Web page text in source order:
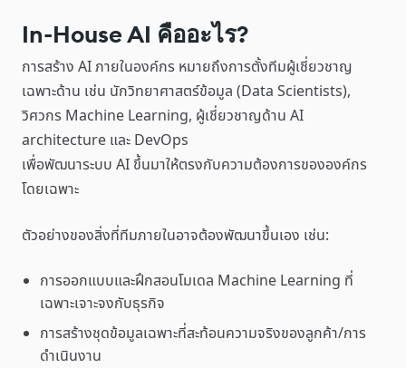
In-House AI คืออะไร?
การสร้าง AI ภายในองค์กร หมายถึงการตั้งทีมผู้เชี่ยวชาญ
เฉพาะด้าน เช่น นักวิทยาศาสตร์ข้อมูล (Data Scientists),
วิศวกร Machine Learning, ผู้เชี่ยวชาญด้าน AI
architecture และ DevOps
เพื่อพัฒนาระบบ AI ขึ้นมาให้ตรงกับความต้องการขององค์กร
โดยเฉพาะ
ตัวอย่างของสิ่งที่ทีมภายในอาจต้องพัฒนาขึ้นเอง เช่น:
การออกแบบและฝึกสอนโมเดล Machine Learning ที่
เฉพาะเจาะจงกับธุรกิจ
การสร้างชุดข้อมูลเฉพาะที่สะท้อนความจริงของลูกค้า/การ
ดำเนินงาน